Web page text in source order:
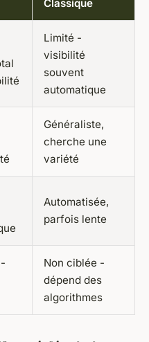
Classique
Limité -
visibilité
souvent
automatique
Généraliste,
cherche une
variété
Automatisée,
parfois lente
Non ciblée -
dépend des
algorithmes